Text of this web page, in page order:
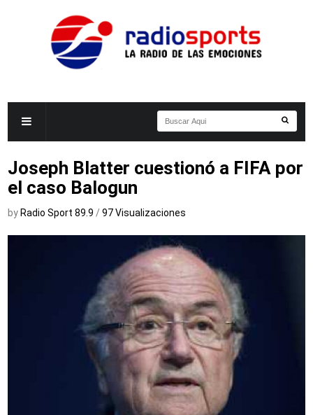
Joseph Blatter cuestionó a FIFA por
el caso Balogun
by Radio Sport 89.9 /97 Visualizaciones